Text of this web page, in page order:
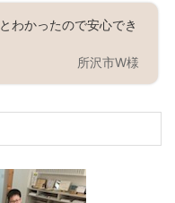
わかったので安心でき
所沢市W様